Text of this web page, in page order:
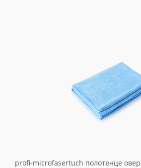
profi-microfasertuch полотенце